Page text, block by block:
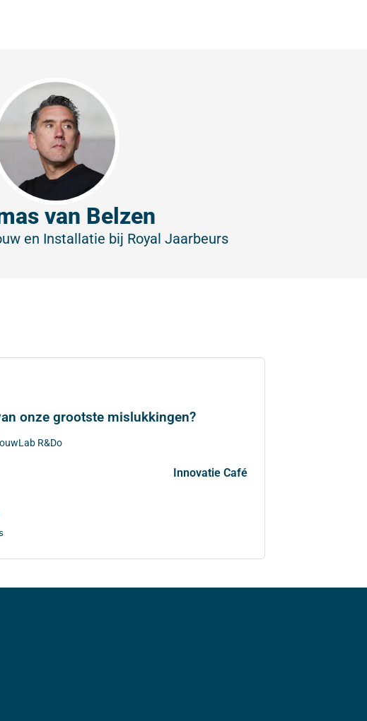
van Belzen
en Installatie bij Royal Jaarbeurs
onze grootste mislukkingen?
R&Do
Innovatie Café